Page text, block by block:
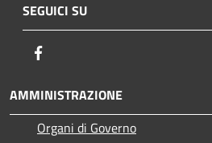
SEGUICI SU
AMMINISTRAZIONE
Organi di Governo